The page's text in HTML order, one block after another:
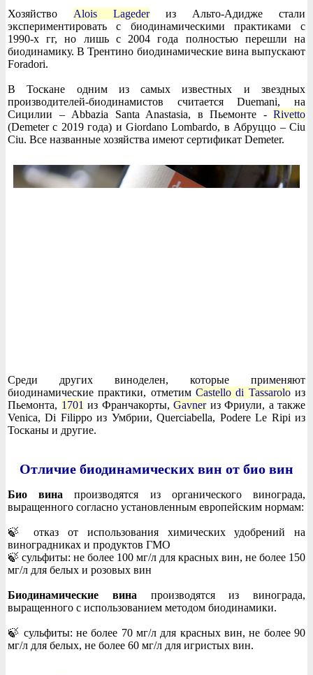
Хозяйство Alois Lagederиз Альто-Адидже стали
экспериментировать с биодинамическими практиками с
1990-х гг, но лишь с 2004 года полностью перешли на
биодинамику. В Трентино биодинамические вина выпускают
Foradori.
В Тоскане одним из самых известных и звездных
производителей-биодинамистов считается Duemani, на
Сицилии – Abbazia Santa Anastasia, в Пьемонте - Rivetto
(Demeter с 2019 года) и Giordano Lombardo, в Абруццо – Ciu
Ciu. Все названные хозяйства имеют сертификат Demeter.
Среди других виноделен, которые применяют
биодинамические практики, отметим Castello di Tassaroloиз
Пьемонта, 1701 из Франчакорты, Gavnerиз Фриули, а также
Venica, Di Filippo из Умбрии, Querciabella, Podere Le Ripi из
Тосканы и другие.
Отличие биодинамических вин от био вин
Био вина производятся из органического винограда,
выращенного согласно установленным европейским нормам:
🍃 отказ от использования химических удобрений на
виноградниках и продуктов ГМО
🍃 сульфиты: не более 100 мг/л для красных вин, не более 150
мг/л для белых и розовых вин
Биодинамические вина производятся из винограда,
выращенного с использованием методом биодинамики.
🍃 сульфиты: не более 70 мг/л для красных вин, не более 90
мг/л для белых, не более 60 мг/л для игристых вин.